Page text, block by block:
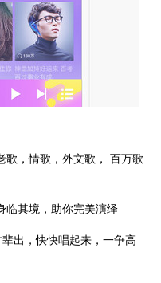
，情歌，外文歌， 百万歌
其境，助你完美演绎
出，快快唱起来，一争高